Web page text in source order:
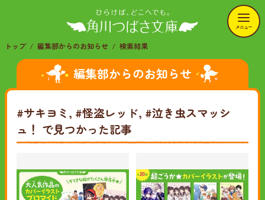
メニュー
トップ 編集部からのお知らせ 検索結果
編集部からのお知らせ
#サキヨミ, #怪盗レッド, #泣き虫スマッシ
ュ！ で見つかった記事